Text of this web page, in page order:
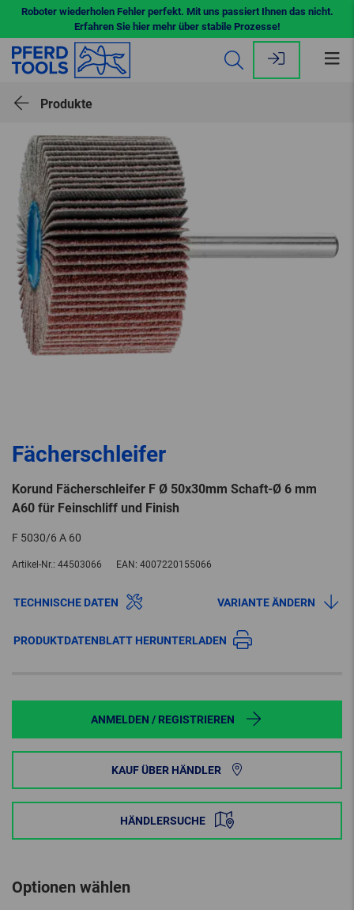
Roboter wiederholen Fehler perfekt. Mit uns passiert Ihnen das nicht.
Erfahren Sie hier mehr über stabile Prozesse!
Produkte
Fächerschleifer
Korund Fächerschleifer F Ø 50x30mm Schaft-Ø 6 mm
A60 für Feinschliff und Finish
F 5030/6 A 60
Artikel-Nr.: 44503066 EAN: 4007220155066
TECHNISCHE DATEN VARIANTE ÄNDERN
PRODUKTDATENBLATT HERUNTERLADEN
ANMELDEN / REGISTRIEREN
KAUF ÜBER HÄNDLER
HÄNDLERSUCHE
Optionen wählen